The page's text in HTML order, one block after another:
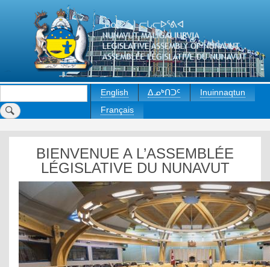
to
main
content
English ᐃᓄᒃᑎᑐᑦ
Inuinnaqtun
Français
BIENVENUE A L’ASSEMBLÉE
LÉGISLATIVE DU NUNAVUT